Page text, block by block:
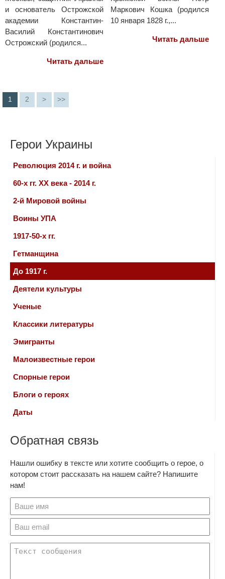
и основатель Острожской
академии Константин-
Василий Константинович
Острожский (родился...
Читать дальше
Маркович Кошка (родился
10 января 1828 г.,...
Читать дальше
1 2 > >>
Герои Украины
Революция 2014 г. и война
60-х гг. ХХ века - 2014 г.
2-й Мировой войны
Воины УПА
1917-50-х гг.
Гетманщина
До 1917 г.
Деятели культуры
Ученые
Классики литературы
Эмигранты
Малоизвестные герои
Спорные герои
Блоги о героях
Даты
Обратная связь
Нашли ошибку в тексте или хотите сообщить о герое, о
котором стоит рассказать на нашем сайте? Напишите
нам!